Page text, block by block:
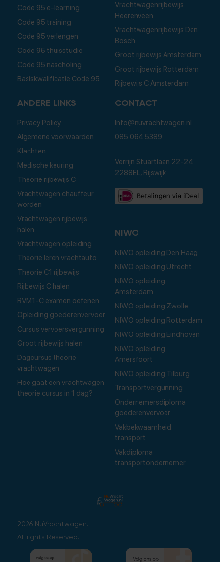
Code 95 e-learning
Code 95 training
Code 95 verlengen
Code 95 thuisstudie
Code 95 nascholing
Basiskwalificatie Code 95
Vrachtwagenrijbewijs
Heerenveen
Vrachtwagenrijbewijs Den
Bosch
Groot rijbewijs Amsterdam
Groot rijbewijs Rotterdam
Rijbewijs C Amsterdam
ANDERE LINKS
Privacy Policy
Algemene voorwaarden
Klachten
Medische keuring
Theorie rijbewijs C
Vrachtwagen chauffeur
worden
Vrachtwagen rijbewijs
halen
Vrachtwagen opleiding
Theorie leren vrachtauto
Theorie C1 rijbewijs
Rijbewijs C halen
RVM1-C examen oefenen
Opleiding goederenvervoer
Cursus vervoersvergunning
Groot rijbewijs halen
Dagcursus theorie
vrachtwagen
Hoe gaat een vrachtwagen
theorie cursus in 1 dag?
CONTACT
Info@nuvrachtwagen.nl
085 064 5389
Verrijn Stuartlaan 22-24
2288EL, Rijswijk
NIWO
NIWO opleiding Den Haag
NIWO opleiding Utrecht
NIWO opleiding
Amsterdam
NIWO opleiding Zwolle
NIWO opleiding Rotterdam
NIWO opleiding Eindhoven
NIWO opleiding
Amersfoort
NIWO opleiding Tilburg
Transportvergunning
Ondernemersdiploma
goederenvervoer
Vakbekwaamheid
transport
Vakdiploma
transportondernemer
2026 NuVrachtwagen.
All rights Reserved.